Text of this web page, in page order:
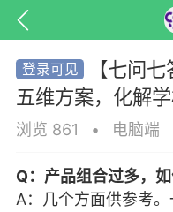
【七问
五维方案，化解
浏览 861 • 电脑端
Q：产品组合过多，
A：几个方面供参考